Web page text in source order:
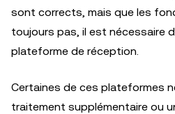
sont corrects, mais que les
toujours pas, il est nécessaire
plateforme de réception.
Certaines de ces plateformes
traitement supplémentaire ou